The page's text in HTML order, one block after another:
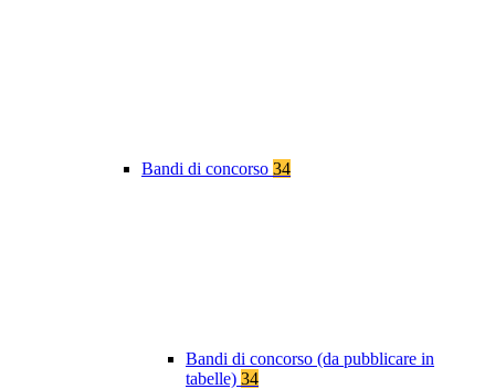
Bandi di concorso 34
Bandi di concorso (da pubblicare in
tabelle) 34